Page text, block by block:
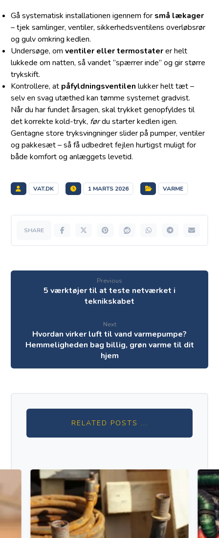
Gå systematisk installationen igennem for små lækager
– tjek samlinger, ventiler, sikkerhedsventilens overløbsrør
og gulv omkring kedlen.
Undersøge, omventiler eller termostaterer helt
lukkede om natten, så vandet ”spærrer inde” og gir større
trykskift.
Kontrollere, at påfyldningsventilen lukker helt tæt –
selv en svag utæthed kan tømme systemet gradvist.
Når du har fundet årsagen, skal trykket genopfyldes til
det korrekte kold-tryk, førdu starter kedlen igen.
Gentagne store tryksvingninger slider på pumper, ventiler
og pakkesæt – så få udbedret fejlen hurtigst muligt for
både komfort og anlæggets levetid.
VAT.DK 1 MARTS 2026 VARME
Previous
5 værktøjer til at teste netværket i
teknikskabet
Next
Hvordan virker luft til vand varmepumpe?
Hemmeligheden bag billig, grøn varme til dit
hjem
RELATED POSTS ...